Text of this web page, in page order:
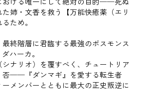
姉・文香を救う【万能快癒薬（エリ
ため。
終階層に君臨する最強のボスモンス
ハーカ。
ナリオ）を覆すべく、チュートリア
否──『ダンマギ』を愛する転生者
メンバーとともに最大の正史叛逆に